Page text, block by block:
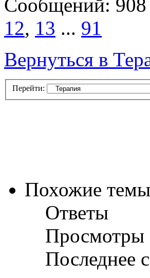
Сообщений: 908
12, 13 ... 91
Вернуться в
Перейти:
Похожие темы
Ответы
Просмотры
Последнее